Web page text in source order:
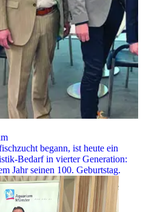
begann, ist heute ein
Bedarf in vierter Generation:
Jahr seinen 100. Geburtstag.